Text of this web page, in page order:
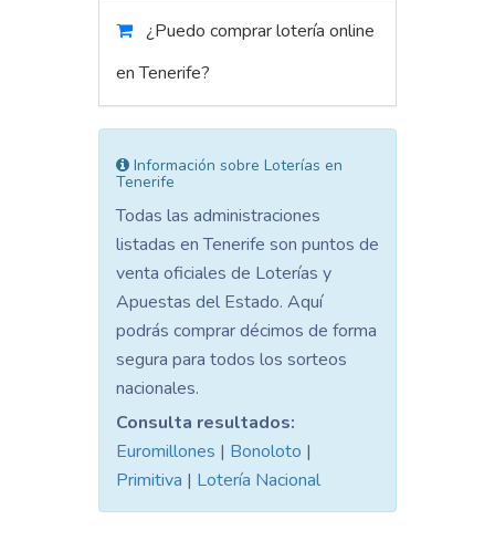
¿Puedo comprar lotería online
en Tenerife?
Información sobre Loterías en
Tenerife
Todas las administraciones
listadas en Tenerife son puntos de
venta oficiales de Loterías y
Apuestas del Estado. Aquí
podrás comprar décimos de forma
segura para todos los sorteos
nacionales.
Consulta resultados:
Euromillones | Bonoloto |
Primitiva | Lotería Nacional